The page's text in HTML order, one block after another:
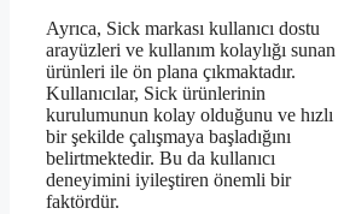
Ayrıca, Sick markası kullanıcı dostu
arayüzleri ve kullanım kolaylığı sunan
ürünleri ile ön plana çıkmaktadır.
Kullanıcılar, Sick ürünlerinin
kurulumunun kolay olduğunu ve hızlı
bir şekilde çalışmaya başladığını
belirtmektedir. Bu da kullanıcı
deneyimini iyileştiren önemli bir
faktördür.